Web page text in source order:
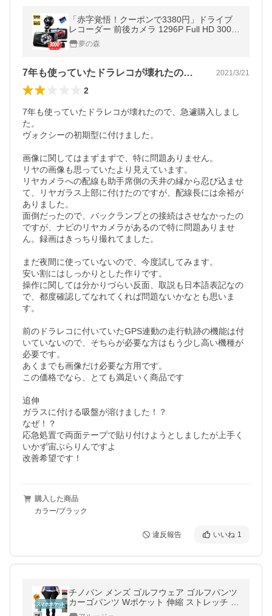
「赤字覚悟！クーポンで3380円」ドライブ
レコーダー 前後カメラ 1296P Full HD 300万
画素 3.0インチ 駐車監視 170度広角 ループ
録画 動体検知 衝撃録画
夢の森
7年も使っていたドラレコが壊れたので、… 2021/3/21
2
7年も使っていたドラレコが壊れたので、急遽購入しまし
た。
ヴォクシーの初期型に付けました。
画像に関してはまずまずで、特に問題ありません。
リヤの画像も思っていたより見えています。
リヤカメラへの配線も助手席側の天井の縁から忍び込ませ
て、リヤガラス上部に付けたのですが、配線長には余裕が
ありました。
面倒だったので、バックランプとの接続はさせなかったの
ですが、ナビのリヤカメラがあるので特に問題ありませ
ん。録画はきっちり撮れてました。
まだ夜間に使っていないので、今度試してみます。
安い割にはしっかりとした作りです。
操作に関しては分かりづらい反面、取説も日本語表記なの
で、都度確認してなれてくれば問題ないかなとも思いま
す。
前のドラレコに付いていたGPS連動の走行軌跡の機能は付
いていないので、そちらが必要な方はもう少し高い機種が
必要です。
あくまでも画像だけ必要な方用です。
この価格でなら、とても満足いく商品です
追伸
ガラスに付ける吸盤が溶けました！？
なぜ！？
応急処置で両面テープで貼り付けようとしましたが上手く
いかず宙ぶらりんですよ
改善希望です！
購入した商品
カラー/ブラック
違反報告 いいね 1
チノパン メンズ ゴルフウェア ゴルフパンツ
カーゴパンツ Wポケット 伸縮 ストレッチ イ
ージー パンツ スキニー スマホポケット セー